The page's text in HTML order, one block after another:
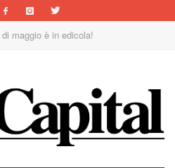
maggio è in edicola!
un team rosa sulla rossa
d’Este è ai nastri di partenza
Omoda & Jaecoo